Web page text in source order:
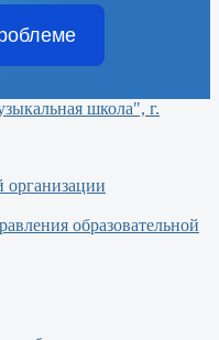
организации
образовательной